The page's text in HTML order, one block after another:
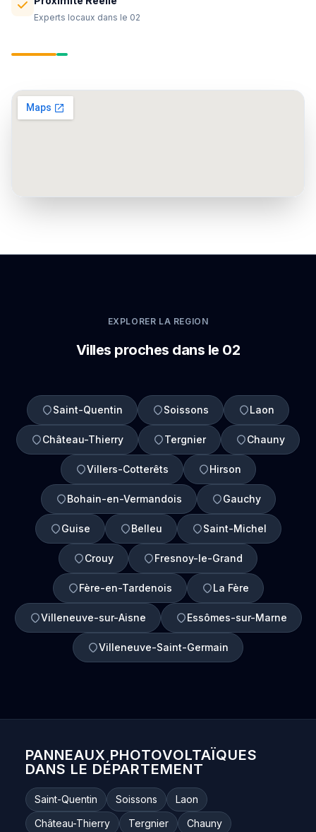
Experts locaux dans le 02
EXPLORER LA REGION
Villes proches dans le 02
Saint-Quentin Soissons Laon
Château-Thierry Tergnier Chauny
Villers-Cotterêts Hirson
Bohain-en-Vermandois Gauchy
Guise Belleu Saint-Michel
Crouy Fresnoy-le-Grand
Fère-en-Tardenois La Fère
Villeneuve-sur-Aisne Essômes-sur-Marne
Villeneuve-Saint-Germain
PANNEAUX PHOTOVOLTAÏQUES
DANS LE DÉPARTEMENT
Saint-Quentin Soissons
Laon
Château-Thierry
Tergnier
Chauny